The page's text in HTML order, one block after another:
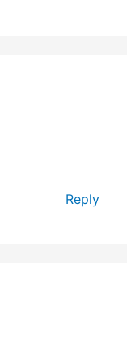
Reply